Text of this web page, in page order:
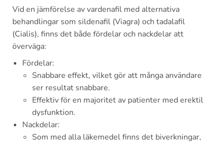
Vid en jämförelse av vardenafil med alternativa
behandlingar som sildenafil (Viagra) och tadalafil
(Cialis), finns det både fördelar och nackdelar att
överväga:
Fördelar:
Snabbare effekt, vilket gör att många användare
ser resultat snabbare.
Effektiv för en majoritet av patienter med erektil
dysfunktion.
Nackdelar:
Som med alla läkemedel finns det biverkningar,